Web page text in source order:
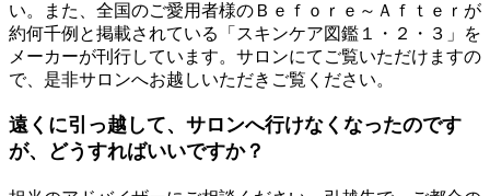
い。また、全国のご愛用者様のＢｅｆｏｒｅ～Ａｆｔｅｒが
約何千例と掲載されている「スキンケア図鑑１・２・３」を
メーカーが刊行しています。サロンにてご覧いただけますの
で、是非サロンへお越しいただきご覧ください。
遠くに引っ越して、サロンへ行けなくなったのです
が、どうすればいいですか？